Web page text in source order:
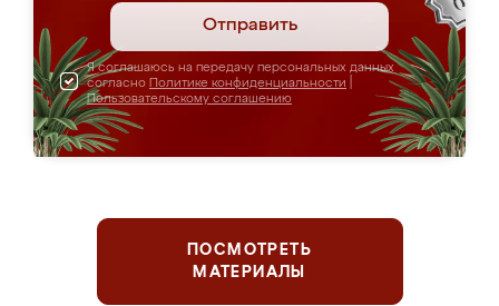
Отправить
Я соглашаюсь на передачу персональных данных
согласно Политике конфиденциальности
Пользовательскому соглашению
ПОСМОТРЕТЬ
МАТЕРИАЛЫ